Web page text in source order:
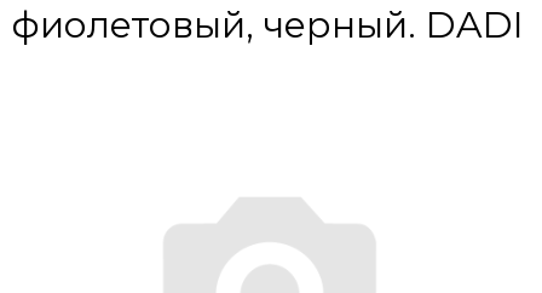
фиолетовый, черный. DADI